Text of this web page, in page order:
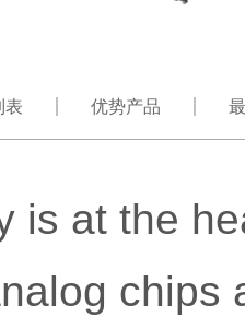
表 优势产品
is at the
chips